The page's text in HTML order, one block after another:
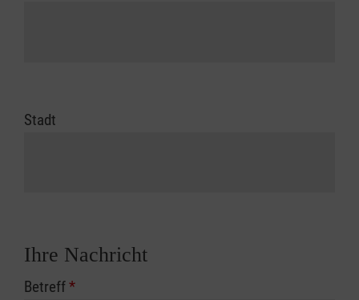
Stadt
Ihre Nachricht
Betreff*